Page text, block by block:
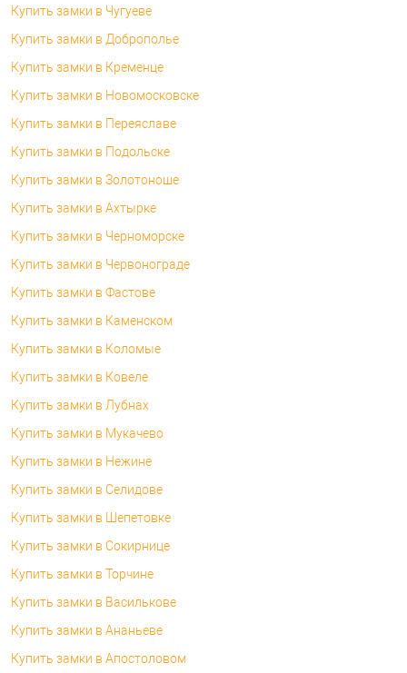
Купить замки в Чугуеве
Купить замки в Доброполье
Купить замки в Кременце
Купить замки в Новомосковске
Купить замки в Переяславе
Купить замки в Подольске
Купить замки в Золотоноше
Купить замки в Ахтырке
Купить замки в Черноморске
Купить замки в Червонограде
Купить замки в Фастове
Купить замки в Каменском
Купить замки в Коломые
Купить замки в Ковеле
Купить замки в Лубнах
Купить замки в Мукачево
Купить замки в Нежине
Купить замки в Селидове
Купить замки в Шепетовке
Купить замки в Сокирнице
Купить замки в Торчине
Купить замки в Василькове
Купить замки в Ананьеве
Купить замки в Апостоловом